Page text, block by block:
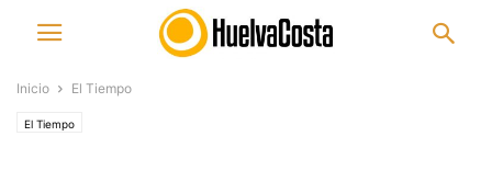
Inicio El Tiempo
El Tiempo